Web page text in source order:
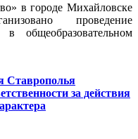
в городе Михайловске
проведение
в общеобразовательном
Ставрополья
за действия